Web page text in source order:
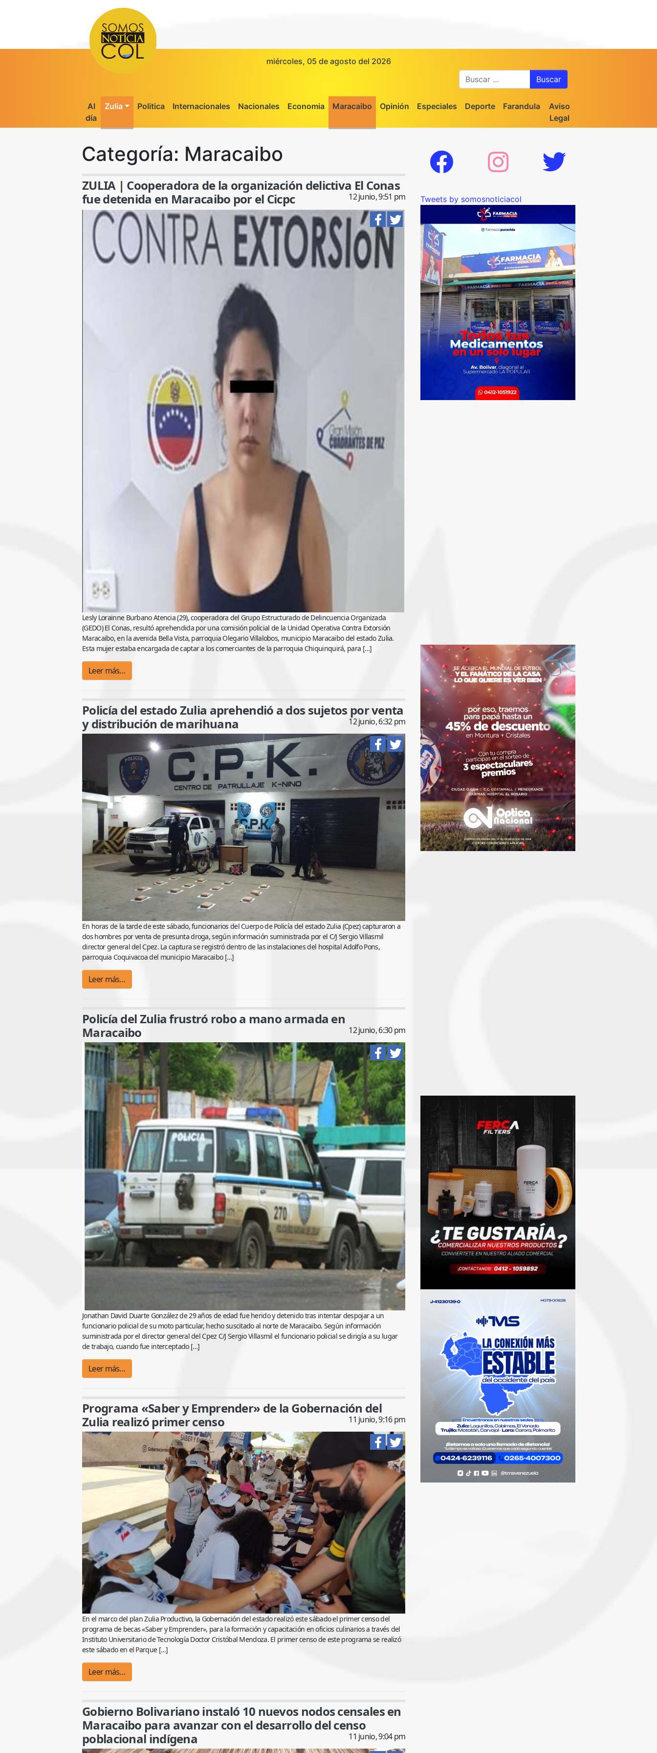
miércoles, 05 de agosto del 2026
Al
día
Zulia Politica Internacionales Nacionales Economia Maracaibo Opinión Especiales Deporte Farandula
Aviso
Legal
Categoría: Maracaibo
ZULIA | Cooperadora de la organización delictiva El Conas
fue detenida en Maracaibo por el Cicpc
12 junio, 9:51 pm
Lesly Lorainne Burbano Atencia (29), cooperadora del Grupo Estructurado de Delincuencia Organizada
(GEDO) El Conas, resultó aprehendida por una comisión policial de la Unidad Operativa Contra Extorsión
Maracaibo, en la avenida Bella Vista, parroquia Olegario Villalobos, municipio Maracaibo del estado Zulia.
Esta mujer estaba encargada de captar a los comerciantes de la parroquia Chiquinquirá, para […]
Leer más…
Policía del estado Zulia aprehendió a dos sujetos por venta
y distribución de marihuana
12 junio, 6:32 pm
En horas de la tarde de este sábado, funcionarios del Cuerpo de Policía del estado Zulia (Cpez) capturaron a
dos hombres por venta de presunta droga, según información suministrada por el C/J Sergio Villasmil
director general del Cpez. La captura se registró dentro de las instalaciones del hospital Adolfo Pons,
parroquia Coquivacoa del municipio Maracaibo […]
Leer más…
Policía del Zulia frustró robo a mano armada en
Maracaibo
12 junio, 6:30 pm
Jonathan David Duarte González de 29 años de edad fue herido y detenido tras intentar despojar a un
funcionario policial de su moto particular, hecho suscitado al norte de Maracaibo. Según información
suministrada por el director general del Cpez C/J Sergio Villasmil el funcionario policial se dirigía a su lugar
de trabajo, cuando fue interceptado […]
Leer más…
Programa «Saber y Emprender» de la Gobernación del
Zulia realizó primer censo
11 junio, 9:16 pm
En el marco del plan Zulia Productivo, la Gobernación del estado realizó este sábado el primer censo del
programa de becas «Saber y Emprender», para la formación y capacitación en oficios culinarios a través del
Instituto Universitario de Tecnología Doctor Cristóbal Mendoza. El primer censo de este programa se realizó
este sábado en el Parque […]
Leer más…
Gobierno Bolivariano instaló 10 nuevos nodos censales en
Maracaibo para avanzar con el desarrollo del censo
poblacional indígena
11 junio, 9:04 pm
Tweets by somosnoticiacol